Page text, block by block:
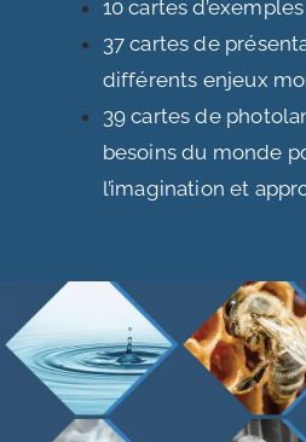
10 cartes
37 cartes de
différents enjeux
39 cartes de
besoins du monde
l’imagination et